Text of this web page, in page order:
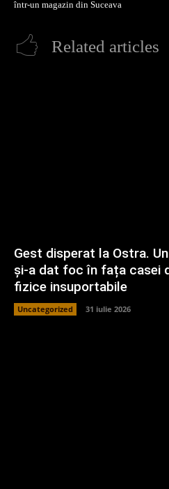
într-un magazin din Suceava
Related articles
Gest disperat la Ostra.
și-a dat foc în fața casei
fizice insuportabile
Uncategorized 31 iulie 2026